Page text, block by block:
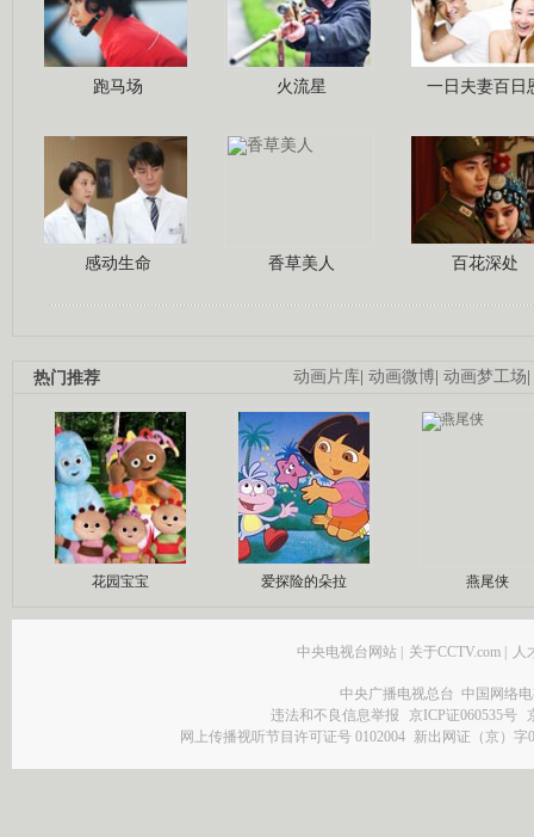
跑马场 火流星 一日夫妻百日
感动生命 香草美人 百花深处
动画片库 动画微博 动画梦工场
热门推荐
花园宝宝 爱探险的朵拉 燕尾侠
中央电视台网站 关于CCTV.com 人
中央广播电视总台 中国网络
违法和不良信息举报
京ICP证060535号
网上传播视听节目许可证号 0102004 新出网证（京）